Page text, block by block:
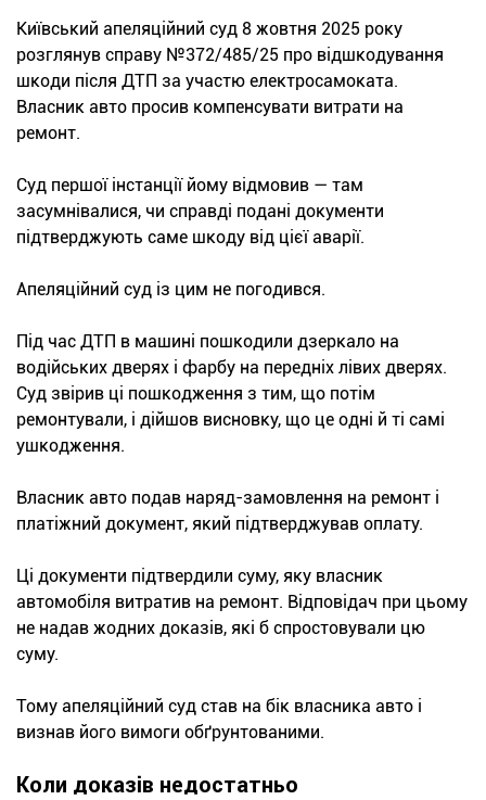
Київський апеляційний суд 8 жовтня 2025 року
розглянув справу №372/485/25 про відшкодування
шкоди після ДТП за участю електросамоката.
Власник авто просив компенсувати витрати на
ремонт.
Суд першої інстанції йому відмовив — там
засумнівалися, чи справді подані документи
підтверджують саме шкоду від цієї аварії.
Апеляційний суд із цим не погодився.
Під час ДТП в машині пошкодили дзеркало на
водійських дверях і фарбу на передніх лівих дверях.
Суд звірив ці пошкодження з тим, що потім
ремонтували, і дійшов висновку, що це одні й ті самі
ушкодження.
Власник авто подав наряд-замовлення на ремонт і
платіжний документ, який підтверджував оплату.
Ці документи підтвердили суму, яку власник
автомобіля витратив на ремонт. Відповідач при цьому
не надав жодних доказів, які б спростовували цю
суму.
Тому апеляційний суд став на бік власника авто і
визнав його вимоги обґрунтованими.
Коли доказів недостатньо